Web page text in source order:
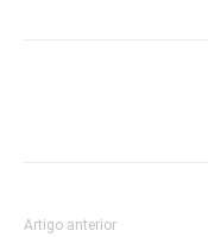
Artigo anterior